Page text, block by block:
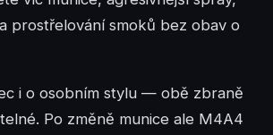
prostřelování smoků bez obav o
i o osobním stylu — obě zbraně
Po změně munice ale M4A4